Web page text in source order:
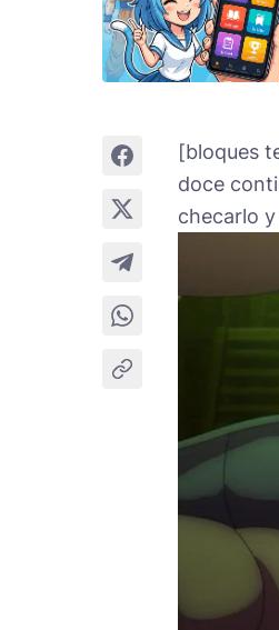
[bloques
doce
checarlo y